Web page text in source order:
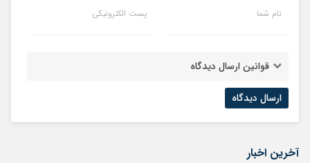
نام شما پست الکترونیکی
قوانین ارسال دیدگاه
آخرین اخبار